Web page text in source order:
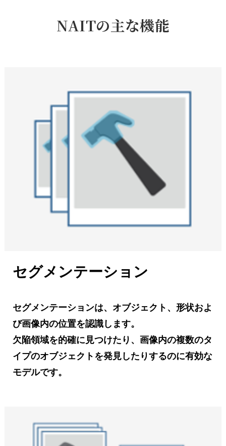
NAITの主な機能
セグメンテーション
セグメンテーションは、オブジェクト、形状およ
び画像内の位置を認識します。
欠陥領域を的確に見つけたり、画像内の複数のタ
イプのオブジェクトを発見したりするのに有効な
モデルです。